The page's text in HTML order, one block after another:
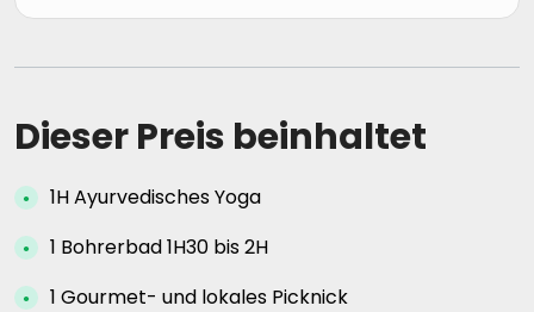
Dieser Preis beinhaltet
1H Ayurvedisches Yoga
1 Bohrerbad 1H30 bis 2H
1 Gourmet- und lokales Picknick